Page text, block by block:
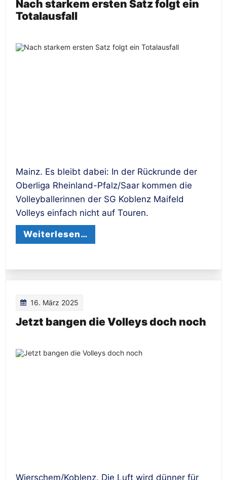
Nach starkem ersten Satz folgt ein
Totalausfall
Mainz. Es bleibt dabei: In der Rückrunde der
Oberliga Rheinland-Pfalz/Saar kommen die
Volleyballerinnen der SG Koblenz Maifeld
Volleys einfach nicht auf Touren.
Weiterlesen…
16. März 2025
Jetzt bangen die Volleys doch noch
Wierschem/Koblenz. Die Luft wird dünner für